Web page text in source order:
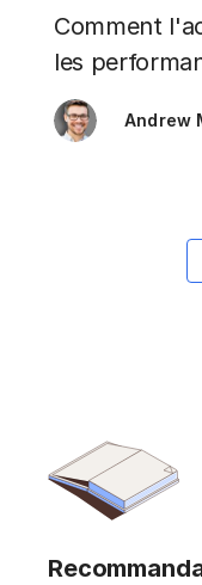
Comment
les
Andrew